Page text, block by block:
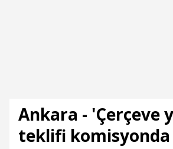
Ankara - 'Çerçeve
teklifi komisyonda